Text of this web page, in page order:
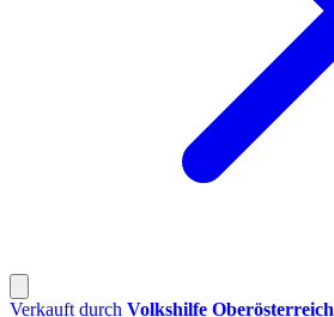
Verkauft durch Volkshilfe Oberösterreich